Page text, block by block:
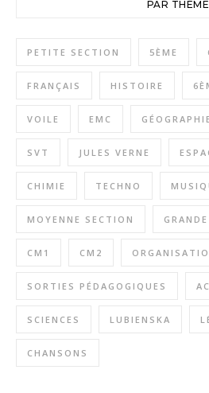
PAR THÈME
PETITE SECTION 5ÈME
FRANÇAIS HISTOIRE
VOILE EMC GÉOGRAPHIE
SVT JULES VERNE
CHIMIE TECHNO
MOYENNE SECTION
CM1 CM2
SORTIES PÉDAGOGIQUES
SCIENCES LUBIENSKA
CHANSONS